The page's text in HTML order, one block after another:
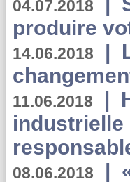
04.07.2018
produire
14.06.2018 |
11.06.2018 |
industrielle
08.06.2018 |